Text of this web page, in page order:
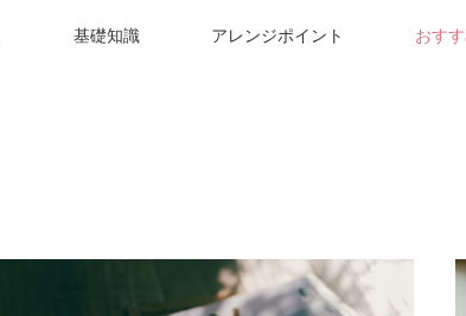
基礎知識 アレンジポイント おす